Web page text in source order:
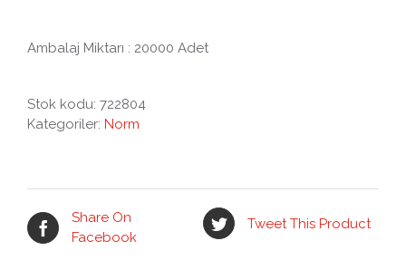
Ambalaj Miktarı : 20000 Adet
Stok kodu: 722804
Kategoriler: Norm
Share On
Facebook
Tweet This Product